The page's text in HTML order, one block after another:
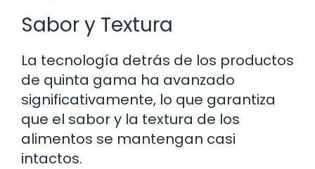
Sabor y Textura
La tecnología detrás de los productos
de quinta gama ha avanzado
significativamente, lo que garantiza
que el sabor y la textura de los
alimentos se mantengan casi
intactos.